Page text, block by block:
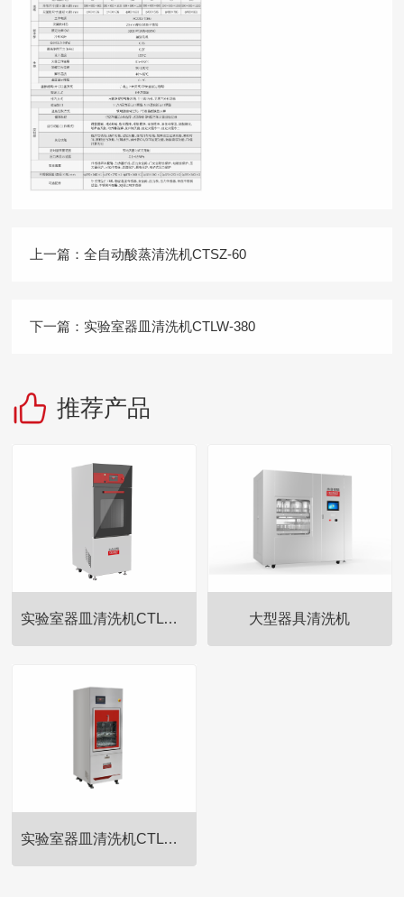
上一篇：全自动酸蒸清洗机CTSZ-60
下一篇： 实验室器皿清洗机CTLW-380
推荐产品
实验室器皿清洗机CTLW-280
利用饱和蒸汽为灭菌介质，通过
重力下排汽排除冷空气方式，使
饱和蒸汽完全穿透到物品表面，
利用高压下的饱和蒸汽杀灭所有
微生物及其芽孢，灭菌效果可
研、大学实验室、各级医院、疾
大型器具清洗机
实验室器皿清洗机CTLW-320